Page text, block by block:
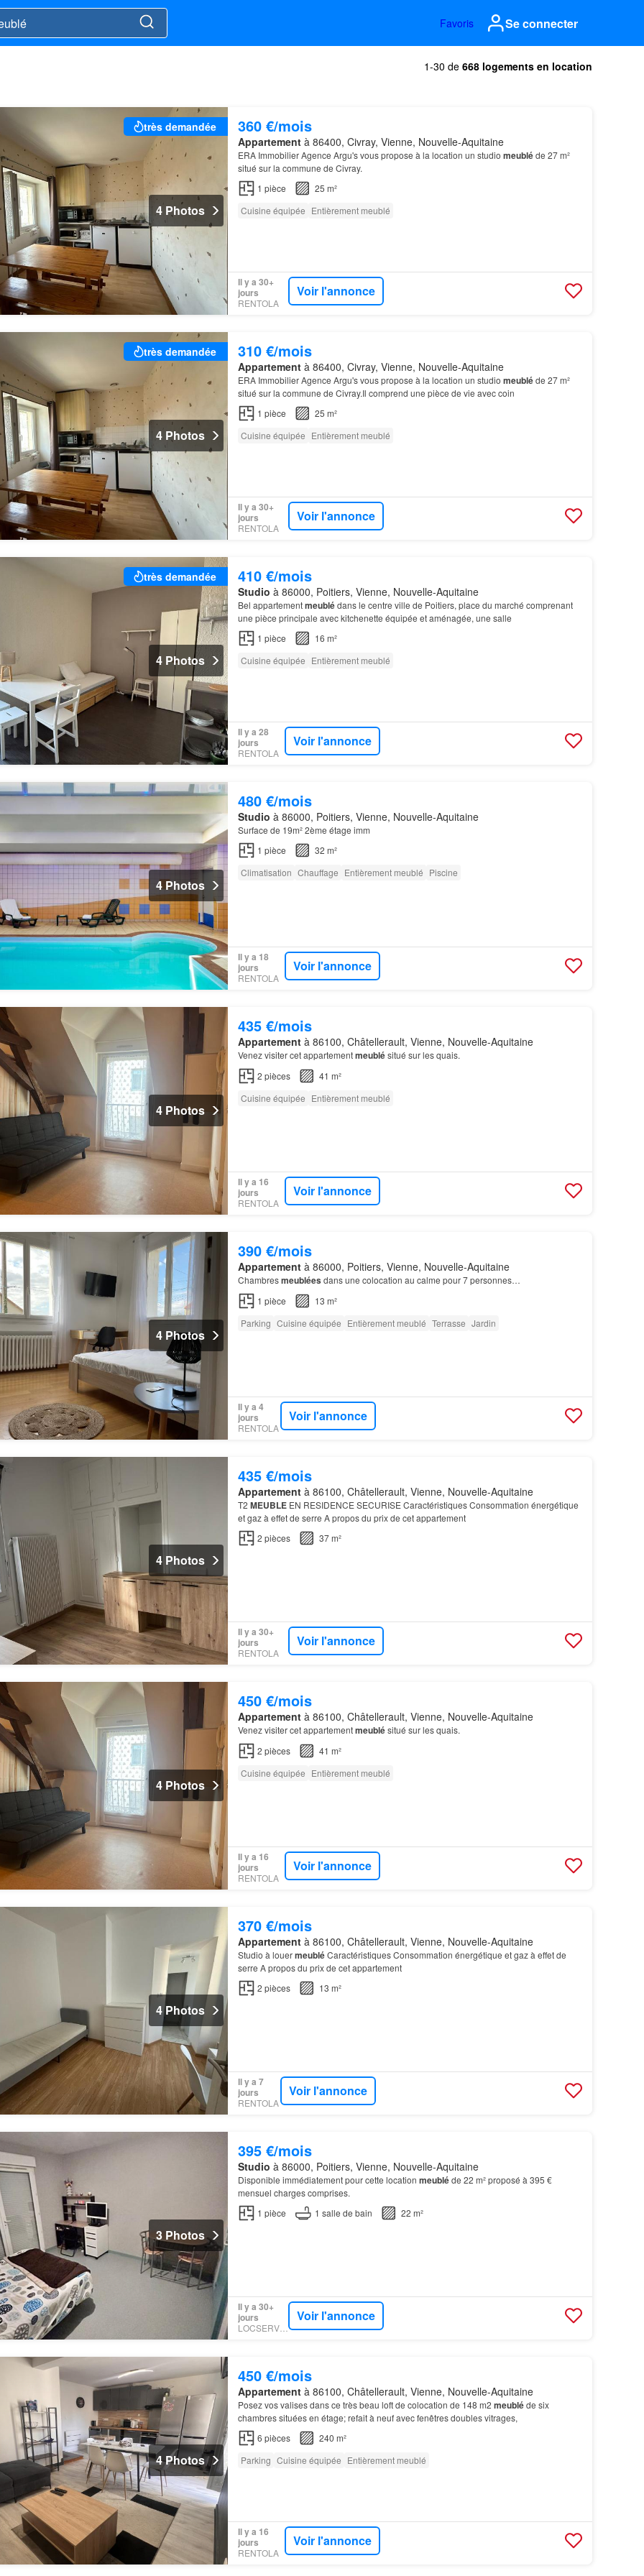
Favoris Se connecter
1-30 de 668 logements en location
très demandée
4 Photos
360 €/mois
Appartementà 86400, Civray, Vienne, Nouvelle-Aquitaine
ERA Immobilier Agence Argu's vous propose à la location un studio meubléde 27 m²
situé sur la commune de Civray.
1 pièce
25 m²
Cuisine équipée Entièrement meublé
Il y a 30+
jours
RENTOLA
Voir l'annonce
très demandée
4 Photos
310 €/mois
Appartementà 86400, Civray, Vienne, Nouvelle-Aquitaine
ERA Immobilier Agence Argu's vous propose à la location un studio meubléde 27 m²
situé sur la commune de Civray.Il comprend une pièce de vie avec coin
1 pièce
25 m²
Cuisine équipée Entièrement meublé
Il y a 30+
jours
RENTOLA
Voir l'annonce
très demandée
4 Photos
410 €/mois
Studio à 86000, Poitiers, Vienne, Nouvelle-Aquitaine
Bel appartementmeublédans le centre ville de Poitiers, place du marché comprenant
une pièce principale avec kitchenette équipée et aménagée, une salle
1 pièce
16 m²
Cuisine équipée Entièrement meublé
Il y a 28
jours
RENTOLA
Voir l'annonce
4 Photos
480 €/mois
Studio à 86000, Poitiers, Vienne, Nouvelle-Aquitaine
Surface de 19m² 2ème étage imm
1 pièce
32 m²
Climatisation Chauffage Entièrement meublé Piscine
Il y a 18
jours
RENTOLA
Voir l'annonce
4 Photos
435 €/mois
Appartementà 86100, Châtellerault, Vienne, Nouvelle-Aquitaine
Venez visiter cet appartementmeublésitué sur les quais.
2 pièces
41 m²
Cuisine équipée Entièrement meublé
Il y a 16
jours
RENTOLA
Voir l'annonce
4 Photos
390 €/mois
Appartementà 86000, Poitiers, Vienne, Nouvelle-Aquitaine
Chambresmeublées dans une colocation au calme pour 7 personnes…
1 pièce
13 m²
Parking Cuisine équipée Entièrement meublé Terrasse Jardin
Il y a 4
jours
RENTOLA
Voir l'annonce
4 Photos
435 €/mois
Appartementà 86100, Châtellerault, Vienne, Nouvelle-Aquitaine
T2 MEUBLEEN RESIDENCE SECURISE Caractéristiques Consommation énergétique
et gaz à effet de serre A propos du prix de cet appartement
2 pièces 37 m²
Il y a 30+
jours
RENTOLA
Voir l'annonce
4 Photos
450 €/mois
Appartementà 86100, Châtellerault, Vienne, Nouvelle-Aquitaine
Venez visiter cet appartementmeublésitué sur les quais.
2 pièces
41 m²
Cuisine équipée Entièrement meublé
Il y a 16
jours
RENTOLA
Voir l'annonce
4 Photos
370 €/mois
Appartementà 86100, Châtellerault, Vienne, Nouvelle-Aquitaine
Studio à louermeubléCaractéristiques Consommation énergétique et gaz à effet de
serre A propos du prix de cet appartement
2 pièces 13 m²
Il y a 7
jours
RENTOLA
Voir l'annonce
3 Photos
395 €/mois
Studio à 86000, Poitiers, Vienne, Nouvelle-Aquitaine
Disponible immédiatement pour cette location meubléde 22 m² proposé à 395 €
mensuel charges comprises.
1 pièce 1 salle de bain 22 m²
Il y a 30+
jours
LOCSERVICE
Voir l'annonce
4 Photos
450 €/mois
Appartementà 86100, Châtellerault, Vienne, Nouvelle-Aquitaine
Posez vos valises dans ce très beau loft de colocation de 148 m2 meubléde six
chambres situées en étage; refait à neuf avec fenêtres doubles vitrages,
6 pièces
240 m²
Parking Cuisine équipée Entièrement meublé
Il y a 16
jours
RENTOLA
Voir l'annonce